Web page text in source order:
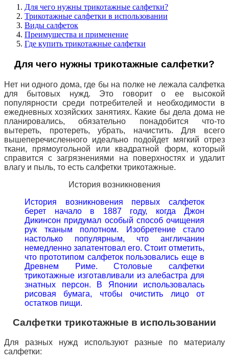
Для чего нужны трикотажные салфетки?
Трикотажные салфетки в использовании
Виды салфеток
Преимущества и применение
Где купить трикотажные салфетки
Для чего нужны трикотажные салфетки?
Нет ни одного дома, где бы на полке не лежала салфетка
для бытовых нужд. Это говорит о ее высокой
популярности среди потребителей и необходимости в
ежедневных хозяйских занятиях. Какие бы дела дома не
планировались, обязательно понадобится что-то
вытереть, протереть, убрать, начистить. Для всего
вышеперечисленного идеально подойдет мягкий отрез
ткани, прямоугольной или квадратной форм, который
справится с загрязнениями на поверхностях и удалит
влагу и пыль, то есть салфетки трикотажные.
История возникновения
История возникновения первых салфеток
берет начало в 1887 году, когда Джон
Дикинсон придумал особый способ очищения
рук тканым полотном. Изобретение стало
настолько популярным, что англичанин
немедленно запатентовал его. Стоит отметить,
что прототипом салфеток пользовались еще в
Древнем Риме. Столовые салфетки
трикотажные изготавливали из алебастра для
знатных персон. В Японии использовалась
рисовая бумага, чтобы очистить лицо от
остатков пищи.
Салфетки трикотажные в использовании
Для разных нужд используют разные по материалу
салфетки: